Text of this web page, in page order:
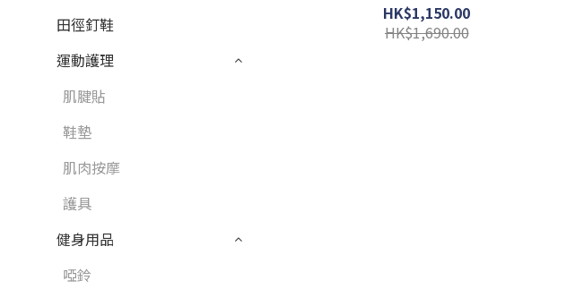
田徑釘鞋
運動護理
肌腱貼
鞋墊
肌肉按摩
護具
健身用品
啞鈴
HK$1,150.00
HK$1,690.00